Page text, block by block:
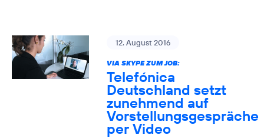
12. August 2016
VIA SKYPE ZUM JOB:
Telefónica
Deutschland setzt
zunehmend auf
Vorstellungsgespräche
per Video